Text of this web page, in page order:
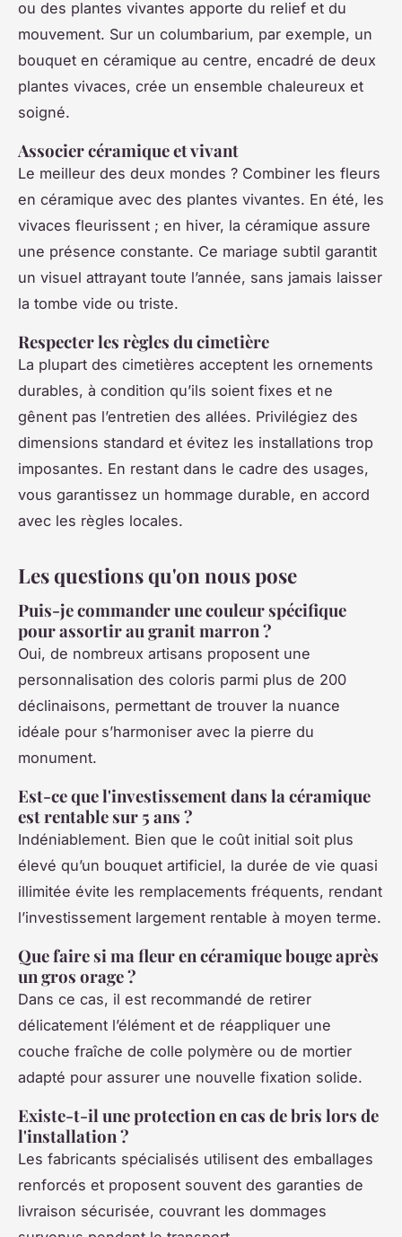
ou des plantes vivantes apporte du relief et du
mouvement. Sur un columbarium, par exemple, un
bouquet en céramique au centre, encadré de deux
plantes vivaces, crée un ensemble chaleureux et
soigné.
Associer céramique et vivant
Le meilleur des deux mondes ? Combiner les fleurs
en céramique avec des plantes vivantes. En été, les
vivaces fleurissent ; en hiver, la céramique assure
une présence constante. Ce mariage subtil garantit
un visuel attrayant toute l’année, sans jamais laisser
la tombe vide ou triste.
Respecter les règles du cimetière
La plupart des cimetières acceptent les ornements
durables, à condition qu’ils soient fixes et ne
gênent pas l’entretien des allées. Privilégiez des
dimensions standard et évitez les installations trop
imposantes. En restant dans le cadre des usages,
vous garantissez un hommage durable, en accord
avec les règles locales.
Les questions qu'on nous pose
Puis-je commander une couleur spécifique
pour assortir au granit marron ?
Oui, de nombreux artisans proposent une
personnalisation des coloris parmi plus de 200
déclinaisons, permettant de trouver la nuance
idéale pour s’harmoniser avec la pierre du
monument.
Est-ce que l'investissement dans la céramique
est rentable sur 5 ans ?
Indéniablement. Bien que le coût initial soit plus
élevé qu’un bouquet artificiel, la durée de vie quasi
illimitée évite les remplacements fréquents, rendant
l’investissement largement rentable à moyen terme.
Que faire si ma fleur en céramique bouge après
un gros orage ?
Dans ce cas, il est recommandé de retirer
délicatement l’élément et de réappliquer une
couche fraîche de colle polymère ou de mortier
adapté pour assurer une nouvelle fixation solide.
Existe-t-il une protection en cas de bris lors de
l'installation ?
Les fabricants spécialisés utilisent des emballages
renforcés et proposent souvent des garanties de
livraison sécurisée, couvrant les dommages